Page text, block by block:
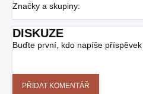
Značky a skupiny:
DISKUZE
Buďte první, kdo napíše příspěvek
PŘIDAT KOMENTÁŘ